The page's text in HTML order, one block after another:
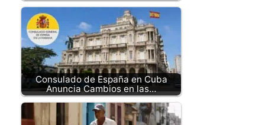
Consulado de España en Cuba
Anuncia Cambios en las…